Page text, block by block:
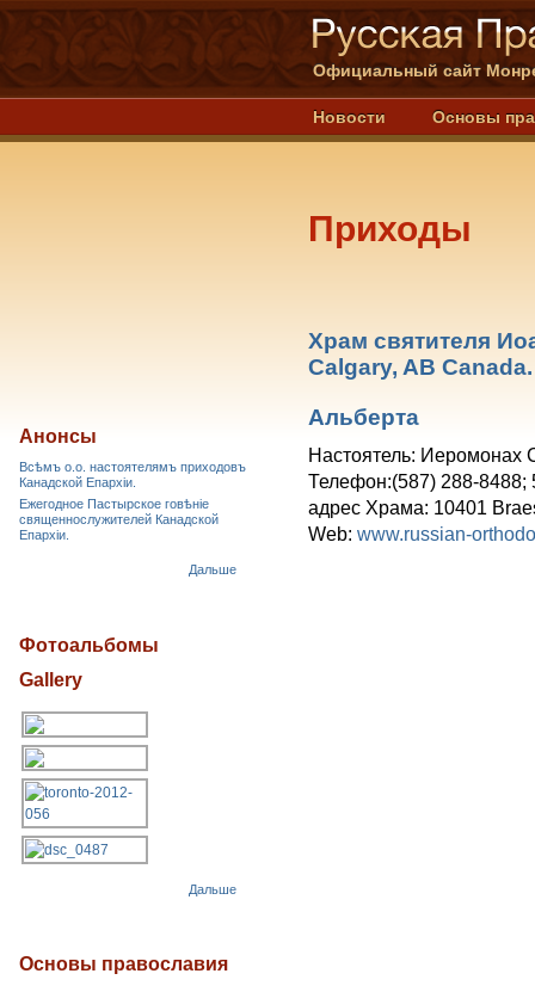
Официальный сайт
Новости Основы
Приходы
Храм святителя
Calgary, AB Canada.
Альберта
Настоятель: Иеромонах
Телефон:(587) 288-8488;
адрес Храмa: 10401
Web: www.russian-
Анонсы
Всѣмъ о.о. настоятелямъ приходовъ
Канадской Епархiи.
Ежегодное Пастырское говѣніе
священнослужителей Канадской
Епархіи.
Дальше
Фотоальбомы
Gallery
Дальше
Основы православия